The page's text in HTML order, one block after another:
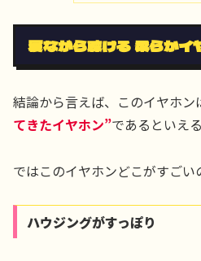
寝ながら聴ける 柔らかイ
結論から言えば、このイヤホン
てきたイヤホン”であるといえる
ではこのイヤホンどこがすごい
ハウジングがすっぽり